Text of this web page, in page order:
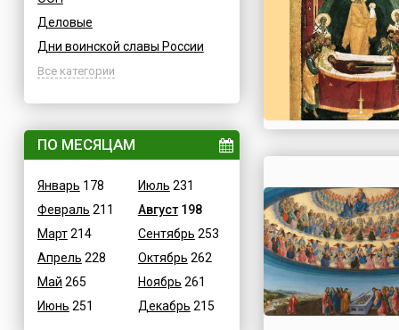
Вьетнам
Германия
Греция
Египет
Израиль
Индия
Иордания
Ирак
Иран
Ирландия
Деловые
Дни воинской славы России
Армейские
Водные
Детские
В честь икон
Дни памяти святых
Конституционные
Культурные
Масс-медийные
Все категории
ПО МЕСЯЦАМ
Январь 178
Февраль 211
Март214
Апрель 228
Май 265
Июнь 251
Июль 231
Август198
Сентябрь 253
Октябрь 262
Ноябрь 261
Декабрь 215